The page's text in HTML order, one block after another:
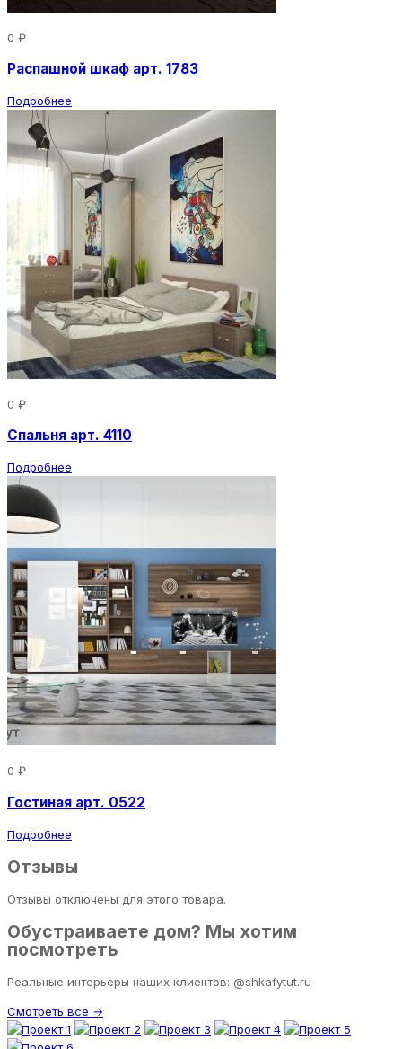
0 ₽
Распашной шкаф арт. 1783
Подробнее
0 ₽
Спальня арт. 4110
Подробнее
0 ₽
Гостиная арт. 0522
Подробнее
Отзывы
Отзывы отключены для этого товара.
Обустраиваете дом? Мы хотим
посмотреть
Реальные интерьеры наших клиентов: @shkafytut.ru
Смотреть все →